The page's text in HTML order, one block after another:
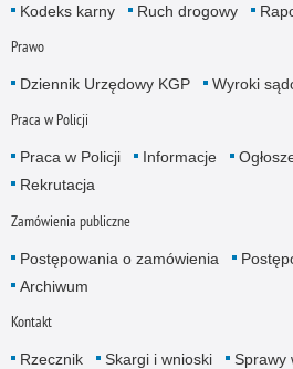
Kodeks karny
Ruch drogowy
Prawo
Dziennik Urzędowy KGP Wyroki
Praca w Policji
Praca w Policji Informacje
Rekrutacja
Zamówienia publiczne
Postępowania o zamówienia
Archiwum
Kontakt
Rzecznik Skargi i wnioski Sprawy